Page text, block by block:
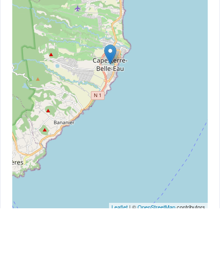
Leaflet| ©OpenStreetMapcontributors